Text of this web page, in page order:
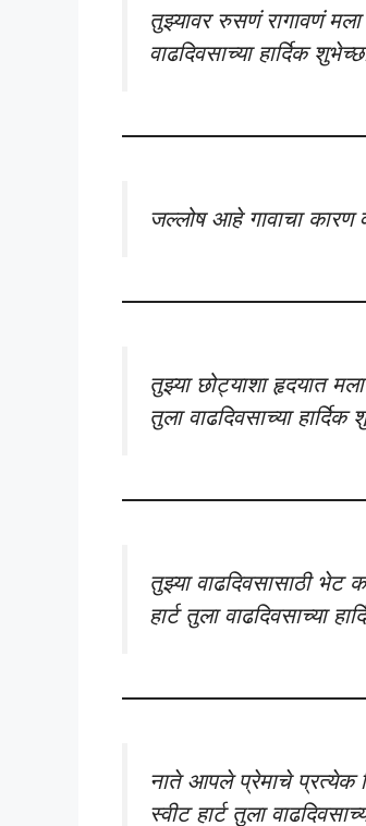
तुझ्यावर रुसणं रागावणं
वाढदिवसाच्या हार्दिक
जल्लोष आहे गावाचा कारण
तुझ्या छोट्याशा हृदयात
तुला वाढदिवसाच्या हार्दिक
तुझ्या वाढदिवसासाठी
हार्ट तुला वाढदिवसाच्या
नाते आपले प्रेमाचे प्रत्येक
स्वीट हार्ट तुला